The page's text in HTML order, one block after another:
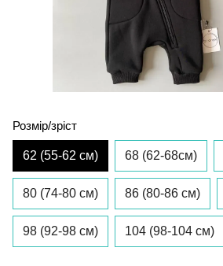
Розмір/зріст
62 (55-62 см) 68 (62-68см)
80 (74-80 см) 86 (80-86 см)
98 (92-98 см) 104 (98-104 см)